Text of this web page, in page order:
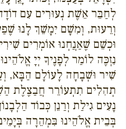
לְחַבֵּר אֵשֶׁת נְעוּרִים עִם
וְרֵעוּת, וְמִשָׁם יִמָשֵׁךְ לָנוּ
וּכְשֵׁם שֶׁאַנֲחְנוּ אוֹמְרִים
נִזְכֶּה לוֹמַר לְפָנֶיךָ יְיָ
שִׁיר וּשְׁבָחָה לָעוֹלָם הַבָּא,
תְהִלִים תִתְעוֹרֵר חֲבַצֶלֶת
נָעִים גִילַת וְרַנֵן כְּבוֹד
בְּבֵית אֱלֹהֵינוּ בִּמְהֵרָה